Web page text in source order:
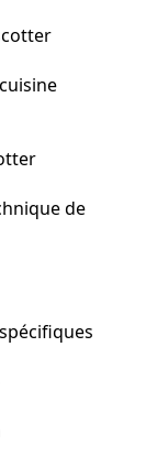
de